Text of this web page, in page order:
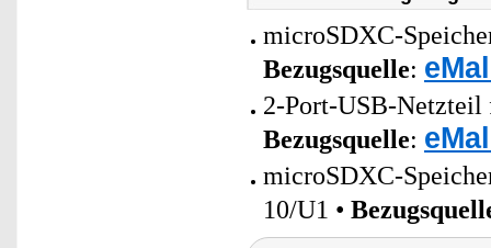
microSDXC-
Bezugsquelle:
2-Port-USB-Netzteil
Bezugsquelle:
microSDXC-
10/U1 •